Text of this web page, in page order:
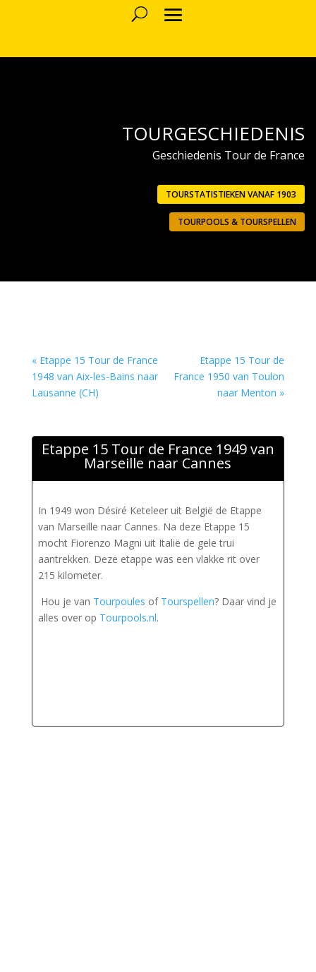
TOURGESCHIEDENIS
Geschiedenis Tour de France
TOURSTATISTIEKEN VANAF 1903
TOURPOOLS & TOURSPELLEN
« Etappe 15 Tour de France
1948 van Aix-les-Bains naar
Lausanne (CH)
Etappe 15 Tour de
France 1950 van Toulon
naar Menton »
Etappe 15 Tour de France 1949 van
Marseille naar Cannes
In 1949 won Désiré Keteleer uit België de Etappe
van Marseille naar Cannes. Na deze Etappe 15
mocht Fiorenzo Magni uit Italië de gele trui
aantrekken. Deze etappe was een vlakke rit over
215 kilometer.
Hou je van Tourpoules of Tourspellen? Daar vind je
alles over op Tourpools.nl.